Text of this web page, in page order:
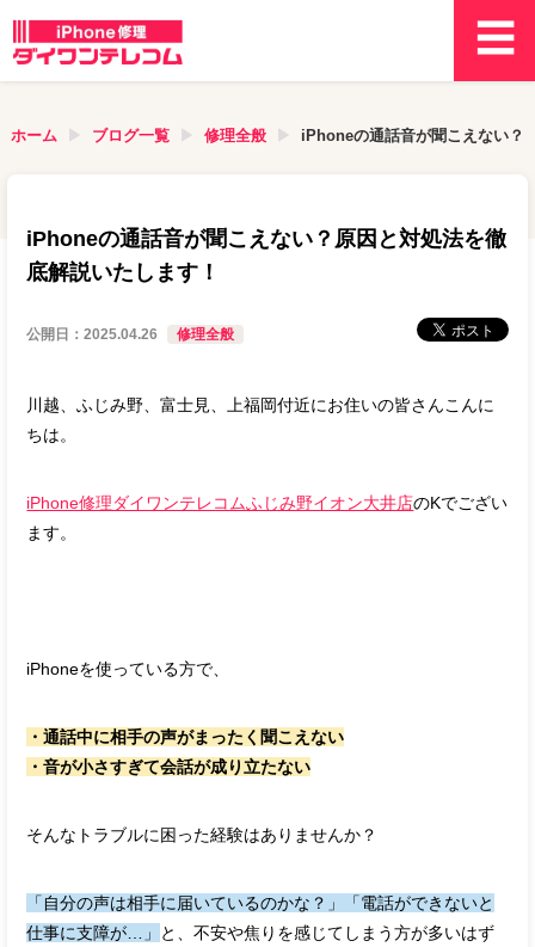
ホーム ブログ一覧 修理全般 iPhoneの通話音が聞こえない？
iPhoneの通話音が聞こえない？原因と対処法を徹
底解説いたします！
公開日：2025.04.26 修理全般
川越、ふじみ野、富士見、上福岡付近にお住いの皆さんこんに
ちは。
iPhone修理ダイワンテレコムふじみ野イオン大井店のKでござい
ます。
iPhoneを使っている方で、
・通話中に相手の声がまったく聞こえない
・音が小さすぎて会話が成り立たない
そんなトラブルに困った経験はありませんか？
「自分の声は相手に届いているのかな？」「電話ができないと
仕事に支障が…」 と、不安や焦りを感じてしまう方が多いはず